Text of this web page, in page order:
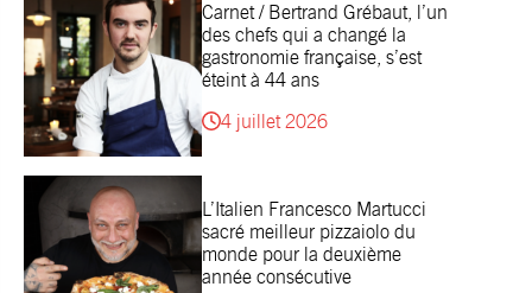
Carnet / Bertrand Grébaut, l’un
des chefs qui a changé la
gastronomie française, s’est
éteint à 44 ans
4 juillet 2026
L’Italien Francesco Martucci
sacré meilleur pizzaiolo du
monde pour la deuxième
année consécutive